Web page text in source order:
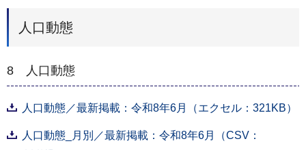
人口動態
8 人口動態
人口動態／最新掲載：令和8年6月（エクセル：321KB）
人口動態_月別／最新掲載：令和8年6月（CSV：